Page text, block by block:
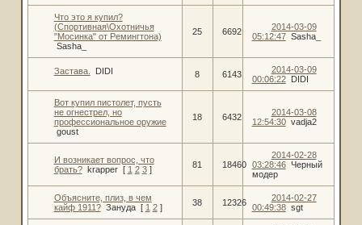
Что это я купил?
(Спортивная\Охотничья
"Мосинка" от Ремингтона)
Sasha_
25 6692
2014-03-09
05:12:47 Sasha_
Застава. DIDI 8 6143
2014-03-09
00:06:22
DIDI
Вот купил пистолет, пусть
не огнестрел, но
профессиональное оружие
goust
18 6432
2014-03-08
12:54:30 vadja2
И возникает вопрос, что
брать? krapper [ 1 2 3 ] 81 18460
2014-02-28
03:28:46 Черный
модер
Объясните, плиз, в чем
кайф 1911? Зануда [ 1 2 ] 38 12326
2014-02-27
00:49:38 sgt